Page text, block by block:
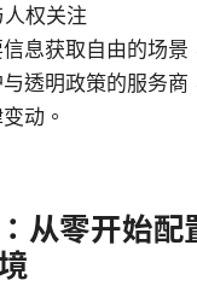
权关注
息获取自由的场景
与透明政策的服务
动。
从零开始配